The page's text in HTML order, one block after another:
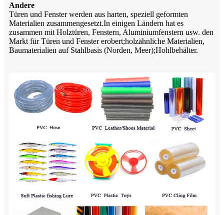
Andere
Türen und Fenster werden aus harten, speziell geformten
Materialien zusammengesetzt.In einigen Ländern hat es
zusammen mit Holztüren, Fenstern, Aluminiumfenstern usw. den
Markt für Türen und Fenster erobert;holzähnliche Materialien,
Baumaterialien auf Stahlbasis (Norden, Meer);Hohlbehälter.